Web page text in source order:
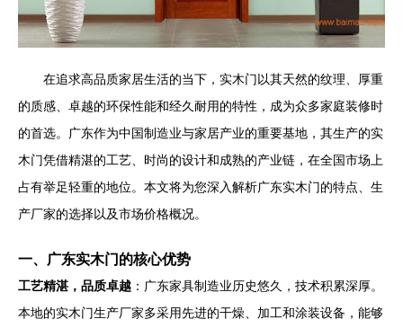
在追求高品质家居生活的当下，实木门以其天然的纹理、厚重
的质感、卓越的环保性能和经久耐用的特性，成为众多家庭装修时
的首选。广东作为中国制造业与家居产业的重要基地，其生产的实
木门凭借精湛的工艺、时尚的设计和成熟的产业链，在全国市场上
占有举足轻重的地位。本文将为您深入解析广东实木门的特点、生
产厂家的选择以及市场价格概况。
一、广东实木门的核心优势
工艺精湛，品质卓越 ：广东家具制造业历史悠久，技术积累深厚。
本地的实木门生产厂家多采用先进的干燥、加工和涂装设备，能够